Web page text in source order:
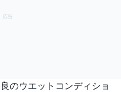
のウエットコンディショ